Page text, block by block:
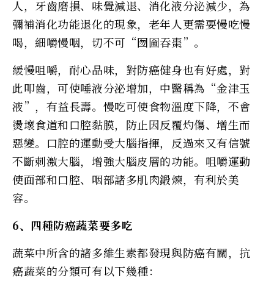
人，牙齒磨損、味覺減退、消化液分泌減少，為
彌補消化功能退化的現象，老年人更需要慢吃慢
喝，細嚼慢咽，切不可“囫圇吞棗”。
緩慢咀嚼，耐心品味，對防癌健身也有好處，對
此叩齒，可使唾液分泌增加，中醫稱為“金津玉
液”，有益長壽。慢吃可使食物溫度下降，不會
燙壞食道和口腔黏膜，防止因反覆灼傷、增生而
惡變。口腔的運動受大腦指揮，反過來又有信號
不斷刺激大腦，增強大腦皮層的功能。咀嚼運動
使面部和口腔、咽部諸多肌肉鍛煉，有利於美
容。
6、四種防癌蔬菜要多吃
蔬菜中所含的諸多維生素都發現與防癌有關，抗
癌蔬菜的分類可有以下幾種：